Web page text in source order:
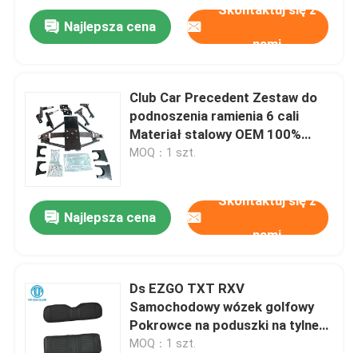
Najlepsza cena
Skontaktuj się z
nami
Club Car Precedent Zestaw do
podnoszenia ramienia 6 cali
Materiał stalowy OEM 100%
testowany
MOQ：1 szt.
Najlepsza cena
Skontaktuj się z
nami
Ds EZGO TXT RXV
Samochodowy wózek golfowy
Pokrowce na poduszki na tylne
siedzenie
MOQ：1 szt.